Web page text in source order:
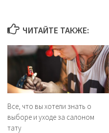
ЧИТАЙТЕ ТАКЖЕ:
Все, что вы хотели знать о
выборе и уходе за салоном
тату